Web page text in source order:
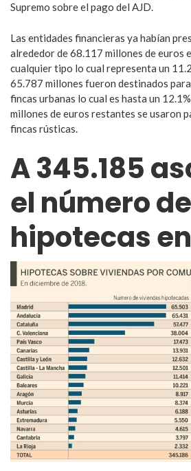
Supremo sobre el pago del AJD.
Las entidades financieras ya habían
alrededor de 68.117 millones de euros
cualquier tipo lo cual representa un
65.787 millones fueron destinados
fincas urbanas lo cual es hasta un
millones de euros restantes se usaron
fincas rústicas.
A 345.185
el número de
hipotecas